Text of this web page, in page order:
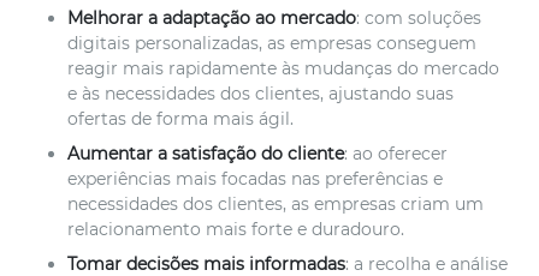
Melhorar a adaptação ao mercado: com soluções
digitais personalizadas, as empresas conseguem
reagir mais rapidamente às mudanças do mercado
e às necessidades dos clientes, ajustando suas
ofertas de forma mais ágil.
Aumentar a satisfação do cliente: ao oferecer
experiências mais focadas nas preferências e
necessidades dos clientes, as empresas criam um
relacionamento mais forte e duradouro.
Tomar decisões mais informadas: a recolha e análise